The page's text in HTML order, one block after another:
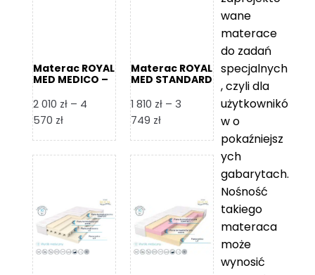
Materac ROYAL
MED MEDICO –
2 010 zł – 4
570 złZakres
od
4
570 zł
Materac ROYAL
MED STANDARD
1 810 zł – 3
749 złZakres
od
3
749 zł
wane
materace
do zadań
specjalnych
, czyli dla
użytkownikó
w o
pokaźniejsz
ych
gabarytach.
Nośność
takiego
materaca
może
wynosić